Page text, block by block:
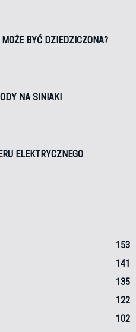
BYĆ DZIEDZICZONA?
NA SINIAKI
ELEKTRYCZNEGO
153
141
135
122
102